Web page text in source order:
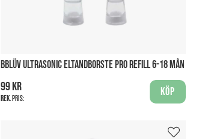
BBLÜV ULTRASONIC ELTANDBORSTE PRO REFILL 6-18 MÅN
99 kr
Rek. pris:
Köp